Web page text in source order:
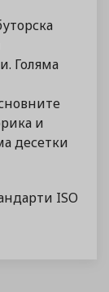
Голяма
и
десетки
ISO